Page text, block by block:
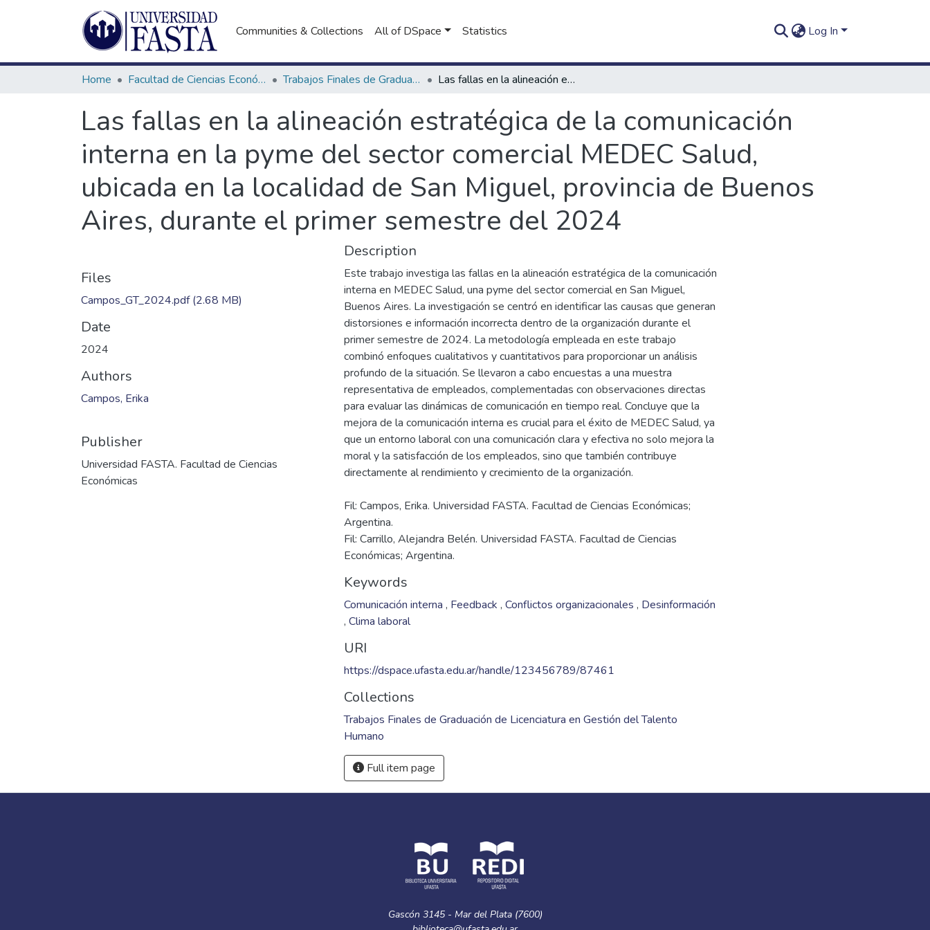
Communities & Collections All of DSpace Statistics Log In
Home Facultad de Ciencias Económicas Trabajos Finales de Graduación de Licenciatura en Gestión del Talento Humano Las fallas en la alineación estratégica de la comunicación interna en la pyme del sector comercial MEDEC Salud, ubicada en la localidad de San Miguel, provincia de Buenos Aires, durante el primer semestre del 2024
Las fallas en la alineación estratégica de la comunicación
interna en la pyme del sector comercial MEDEC Salud,
ubicada en la localidad de San Miguel, provincia de Buenos
Aires, durante el primer semestre del 2024
Files
Campos_GT_2024.pdf(2.68 MB)
Date
2024
Authors
Campos, Erika
Publisher
Universidad FASTA. Facultad de Ciencias
Económicas
Description
Este trabajo investiga las fallas en la alineación estratégica de la comunicación
interna en MEDEC Salud, una pyme del sector comercial en San Miguel,
Buenos Aires. La investigación se centró en identificar las causas que generan
distorsiones e información incorrecta dentro de la organización durante el
primer semestre de 2024. La metodología empleada en este trabajo
combinó enfoques cualitativos y cuantitativos para proporcionar un análisis
profundo de la situación. Se llevaron a cabo encuestas a una muestra
representativa de empleados, complementadas con observaciones directas
para evaluar las dinámicas de comunicación en tiempo real. Concluye que la
mejora de la comunicación interna es crucial para el éxito de MEDEC Salud, ya
que un entorno laboral con una comunicación clara y efectiva no solo mejora la
moral y la satisfacción de los empleados, sino que también contribuye
Fil: Campos, Erika. Universidad FASTA. Facultad de Ciencias Económicas;
Argentina.
Fil: Carrillo, Alejandra Belén. Universidad FASTA. Facultad de Ciencias
Económicas; Argentina.
Keywords
Comunicación interna , Feedback , Conflictos organizacionales , Desinformación
, Clima laboral
URI
https://dspace.ufasta.edu.ar/handle/123456789/87461
Collections
Trabajos Finales de Graduación de Licenciatura en Gestión del Talento
Humano
Full item page
Gascón 3145 - Mar del Plata (7600)